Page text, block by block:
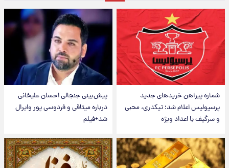
شماره پیراهن خریدهای جدید
پرسپولیس اعلام شد؛ تیکدری، محبی
و سرگیف با اعداد ویژه
پیش‌بینی جنجالی احسان علیخانی
درباره میثاقی و فردوسی پور وایرال
شد+فیلم